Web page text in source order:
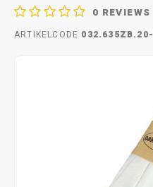
0 REVIEWS
ARTIKELCODE